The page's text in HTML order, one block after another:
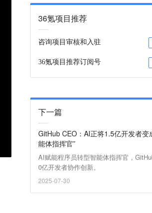
36氪项目推荐
咨询项目审核和入驻
36氪项目推荐订阅号
下一篇
GitHub CEO：AI正将1.5亿开发者变
能体指挥官”
AI赋能程序员转型智能体指挥官，
0亿开发者协作创新。
2025-07-30